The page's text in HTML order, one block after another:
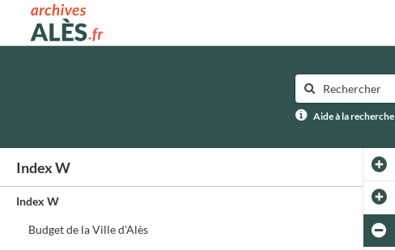
Archives municipales d'Alès
Aide à la recherche
Index W
Index W
Budget de la Ville d'Alès